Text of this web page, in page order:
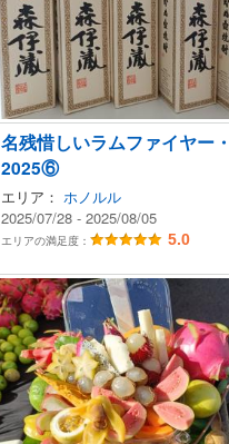
名残惜しいラムファイヤー
2025⑥
エリア： ホノルル
2025/07/28 - 2025/08/05
エリアの満足度： 5.0